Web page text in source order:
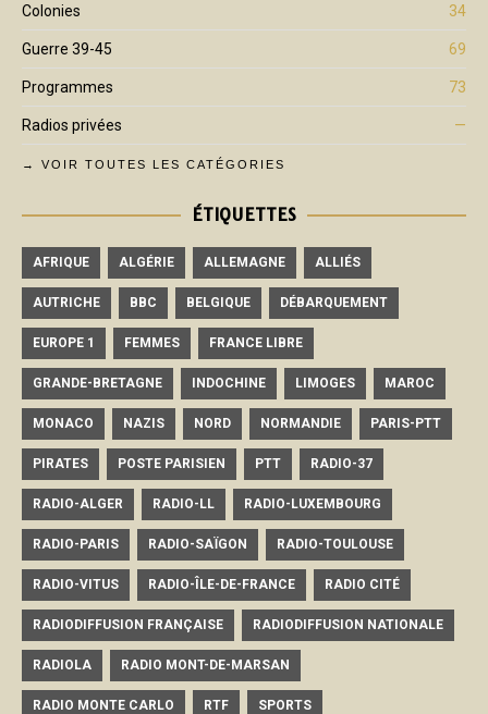
Colonies 34
Guerre 39-45 69
Programmes 73
Radios privées —
→ VOIR TOUTES LES CATÉGORIES
ÉTIQUETTES
AFRIQUE ALGÉRIE ALLEMAGNE ALLIÉS
AUTRICHE BBC BELGIQUE DÉBARQUEMENT
EUROPE 1 FEMMES FRANCE LIBRE
GRANDE-BRETAGNE INDOCHINE LIMOGES MAROC
MONACO NAZIS NORD NORMANDIE PARIS-PTT
PIRATES POSTE PARISIEN PTT RADIO-37
RADIO-ALGER RADIO-LL RADIO-LUXEMBOURG
RADIO-PARIS RADIO-SAÏGON RADIO-TOULOUSE
RADIO-VITUS RADIO-ÎLE-DE-FRANCE RADIO CITÉ
RADIODIFFUSION FRANÇAISE RADIODIFFUSION NATIONALE
RADIOLA RADIO MONT-DE-MARSAN
RADIO MONTE CARLO RTF SPORTS